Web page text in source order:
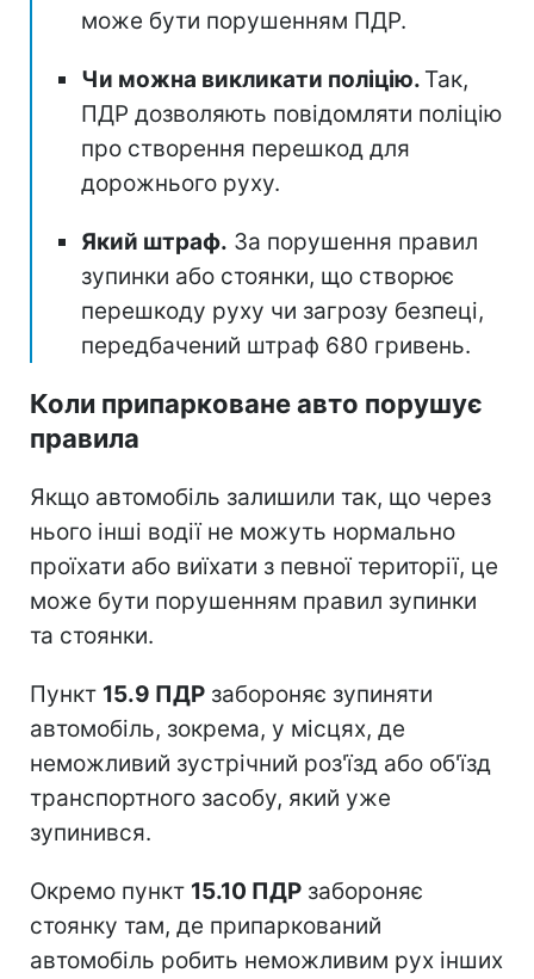
може бути порушенням ПДР.
Чи можна викликати поліцію. Так,
ПДР дозволяють повідомляти поліцію
про створення перешкод для
дорожнього руху.
Який штраф. За порушення правил
зупинки або стоянки, що створює
перешкоду руху чи загрозу безпеці,
передбачений штраф 680 гривень.
Коли припарковане авто порушує
правила
Якщо автомобіль залишили так, що через
нього інші водії не можуть нормально
проїхати або виїхати з певної території, це
може бути порушенням правил зупинки
та стоянки.
Пункт 15.9 ПДР забороняє зупиняти
автомобіль, зокрема, у місцях, де
неможливий зустрічний роз'їзд або об'їзд
транспортного засобу, який уже
зупинився.
Окремо пункт 15.10 ПДР забороняє
стоянку там, де припаркований
автомобіль робить неможливим рух інших